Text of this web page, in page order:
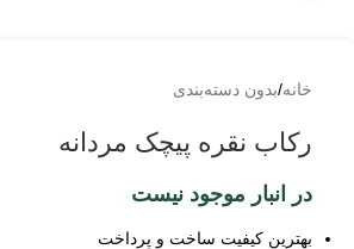
خانه/بدون دسته‌بندی
رکاب نقره پیچک مردانه
در انبار موجود نیست
بهترین کیفیت ساخت و پرداخت